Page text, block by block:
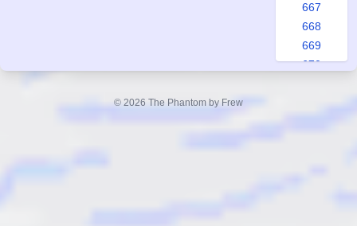
667
668
669
670
© 2026 The Phantom by Frew